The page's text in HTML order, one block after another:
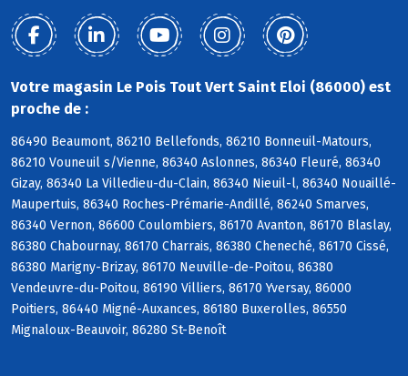
Votre magasin Le Pois Tout Vert Saint Eloi (86000) est
proche de :
86490 Beaumont, 86210 Bellefonds, 86210 Bonneuil-Matours,
86210 Vouneuil s/Vienne, 86340 Aslonnes, 86340 Fleuré, 86340
Gizay, 86340 La Villedieu-du-Clain, 86340 Nieuil-l, 86340 Nouaillé-
Maupertuis, 86340 Roches-Prémarie-Andillé, 86240 Smarves,
86340 Vernon, 86600 Coulombiers, 86170 Avanton, 86170 Blaslay,
86380 Chabournay, 86170 Charrais, 86380 Cheneché, 86170 Cissé,
86380 Marigny-Brizay, 86170 Neuville-de-Poitou, 86380
Vendeuvre-du-Poitou, 86190 Villiers, 86170 Yversay, 86000
Poitiers, 86440 Migné-Auxances, 86180 Buxerolles, 86550
Mignaloux-Beauvoir, 86280 St-Benoît